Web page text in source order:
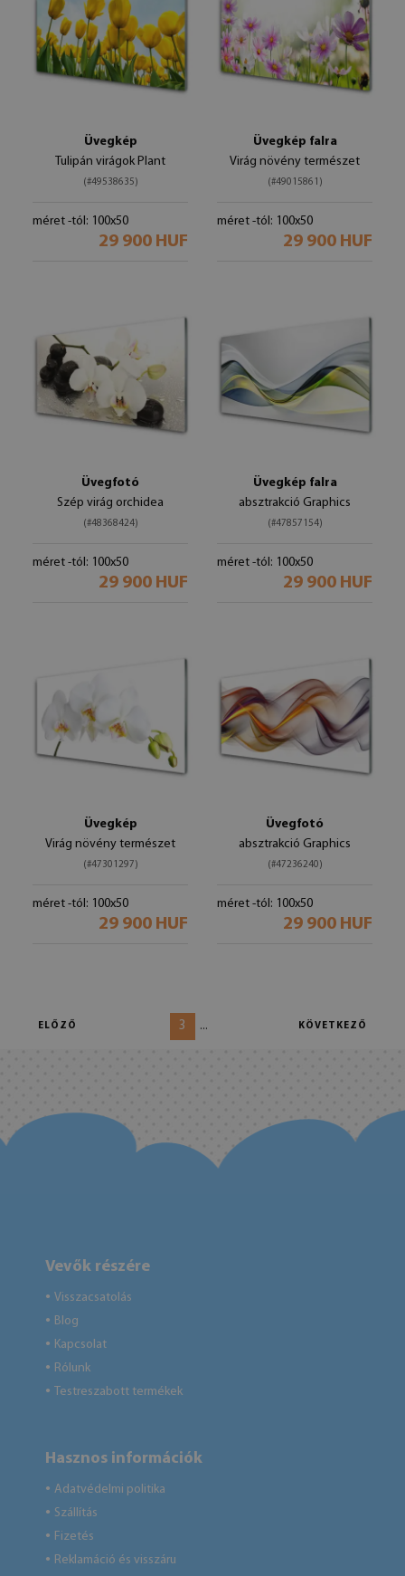
Üvegkép
Tulipán virágok Plant
(#49538635)
méret -tól: 100x50
29 900 HUF
Üvegkép falra
Virág növény természet
(#49015861)
méret -tól: 100x50
29 900 HUF
Üvegfotó
Szép virág orchidea
(#48368424)
méret -tól: 100x50
29 900 HUF
Üvegkép falra
absztrakció Graphics
(#47857154)
méret -tól: 100x50
29 900 HUF
Üvegkép
Virág növény természet
(#47301297)
méret -tól: 100x50
29 900 HUF
Üvegfotó
absztrakció Graphics
(#47236240)
méret -tól: 100x50
29 900 HUF
ELŐZŐ 3 ... KÖVETKEZŐ
Vevők részére
● Visszacsatolás
● Blog
● Kapcsolat
● Rólunk
● Testreszabott termékek
Hasznos információk
● Adatvédelmi politika
● Szállítás
● Fizetés
● Reklamáció és visszáru